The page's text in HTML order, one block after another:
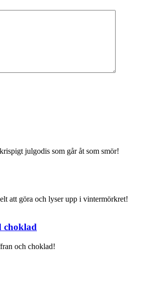
julgodis som går åt som smör!
att göra och lyser upp i vintermörkret!
choklad
och choklad!